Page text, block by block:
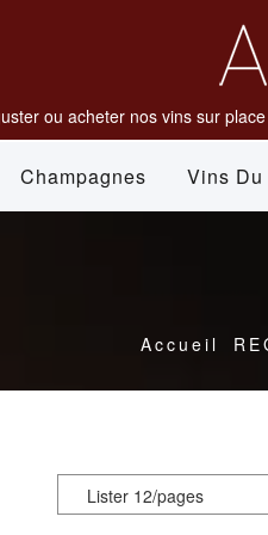
ou acheter nos vins sur
Champagnes Vins Du
Accueil